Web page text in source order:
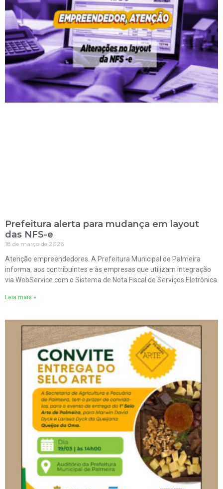
Prefeitura alerta para mudança em layout
das NFS-e
18 de março de 2026
Atenção empreendedores. A Prefeitura Municipal de Palmeira
informa, aos contribuintes e às empresas que utilizam integração
via WebService com o Sistema de Nota Fiscal de Serviços Eletrônica
Leia mais »